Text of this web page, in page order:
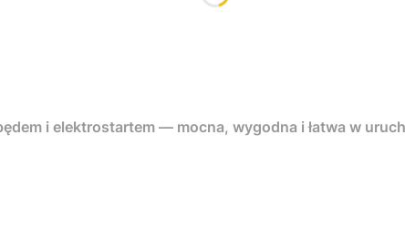
i elektrostartem — mocna, wygodna i łatwa w